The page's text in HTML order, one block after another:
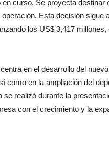
curso. Se proyecta
Esta decisión sigue
los US$ 3,417
en el desarrollo del
como en la ampliación del
realizó durante la
con el crecimiento y la